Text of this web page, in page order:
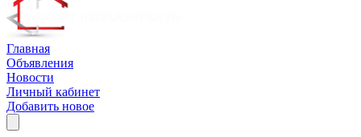
Главная
Объявления
Новости
Личный кабинет
Добавить новое